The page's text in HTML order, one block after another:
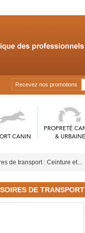
Recevez nos promotions
CANIN
PROPRETÉ
& URBAINE
de transport : Ceinture et...
DE